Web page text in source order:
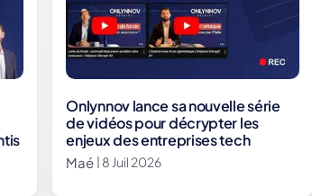
Onlynnov lance sa nouvelle série
de vidéos pour décrypter les
enjeux des entreprises tech
Maé | 8 Juil 2026